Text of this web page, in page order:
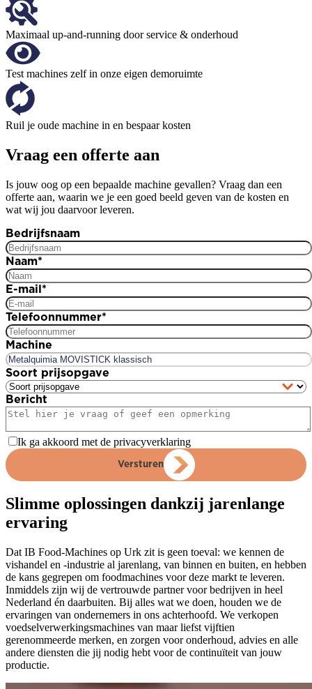
Maximaal up-and-running door service & onderhoud
Test machines zelf in onze eigen demoruimte
Ruil je oude machine in en bespaar kosten
Vraag een offerte aan
Is jouw oog op een bepaalde machine gevallen? Vraag dan een
offerte aan, waarin we je een goed beeld geven van de kosten en
wat wij jou daarvoor leveren.
Bedrijfsnaam
Naam*
E-mail*
Telefoonnummer*
Machine
Soort prijsopgave
Bericht
Ik ga akkoord met de privacyverklaring
Versturen
Slimme oplossingen dankzij jarenlange
ervaring
Dat IB Food-Machines op Urk zit is geen toeval: we kennen de
vishandel en -industrie al jarenlang, van binnen en buiten, en hebben
de kans gegrepen om foodmachines voor deze markt te leveren.
Inmiddels zijn wij de vertrouwde partner voor bedrijven in heel
Nederland én daarbuiten. Bij alles wat we doen, houden we de
ervaringen van ondernemers in ons achterhoofd. We verkopen
voedselverwerkingsmachines van maar liefst vijftien
gerenommeerde merken, en zorgen voor onderhoud, advies en alle
andere diensten die jij nodig hebt voor de continuïteit van jouw
productie.